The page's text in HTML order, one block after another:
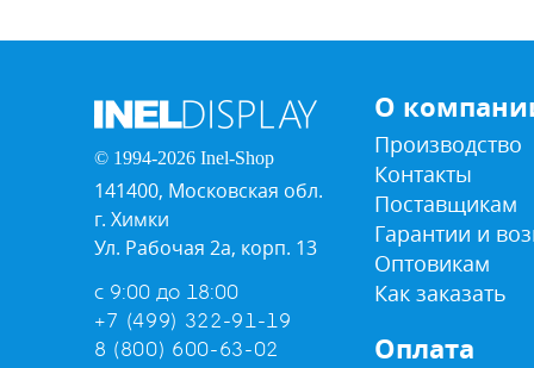
© 1994-2026 Inel-Shop
141400, Московская обл.
г. Химки
Ул. Рабочая 2а, корп. 13
с 9:00 до 18:00
+7 (499) 322-91-19
8 (800) 600-63-02
О
Производство
Контакты
Поставщикам
Гарантии и
Оптовикам
Как заказать
Оплата